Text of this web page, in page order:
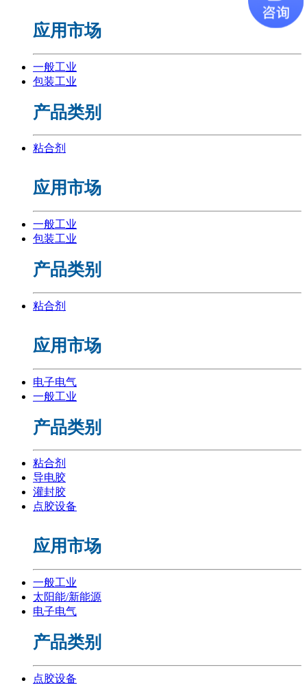
应用市场
一般工业
包装工业
产品类别
粘合剂
应用市场
一般工业
包装工业
产品类别
粘合剂
应用市场
电子电气
一般工业
产品类别
粘合剂
导电胶
灌封胶
点胶设备
应用市场
一般工业
太阳能/新能源
电子电气
产品类别
点胶设备